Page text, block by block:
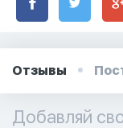
Отзывы
Добавляй